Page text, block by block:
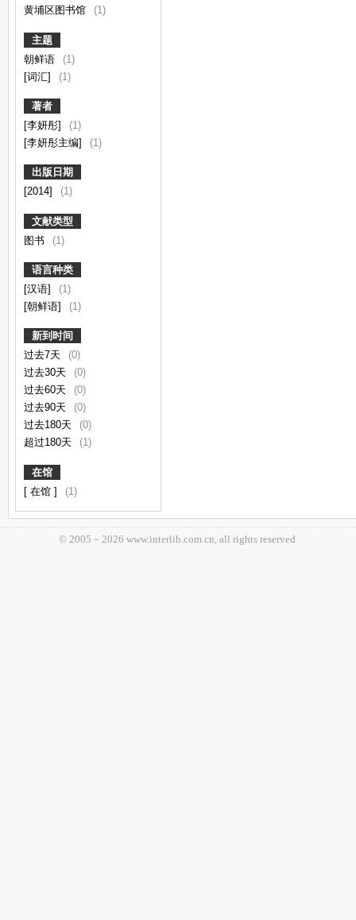
黄埔区图书馆
(1)
主题
朝鲜语
(1)
[词汇]
(1)
著者
[李妍彤]
(1)
[李妍彤主编]
(1)
出版日期
[2014]
(1)
文献类型
图书
(1)
语言种类
[汉语]
(1)
[朝鲜语]
(1)
新到时间
过去7天
(0)
过去30天
(0)
过去60天
(0)
过去90天
(0)
过去180天
(0)
超过180天
(1)
在馆
[ 在馆 ]
(1)
© 2005－ 2026 www.interlib.com.cn, all rights reserved